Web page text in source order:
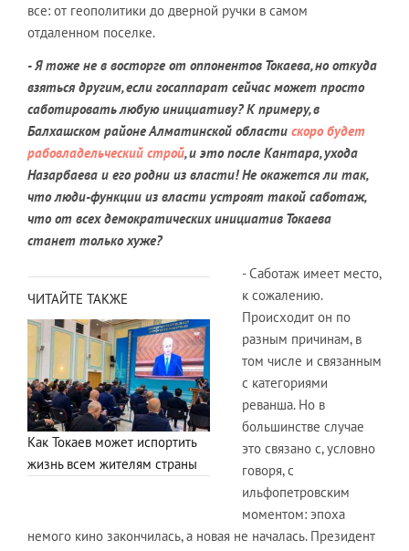
все: от геополитики до дверной ручки в самом
отдаленном поселке.
- Я тоже не в восторге от оппонентов Токаева, но откуда
взяться другим, если госаппарат сейчас может просто
саботировать любую инициативу? К примеру, в
Балхашском районе Алматинской области скоро будет
рабовладельческий строй, и это после Кантара, ухода
Назарбаева и его родни из власти! Не окажется ли так,
что люди-функции из власти устроят такой саботаж,
что от всех демократических инициатив Токаева
станет только хуже?
ЧИТАЙТЕ ТАКЖЕ
Как Токаев может испортить
жизнь всем жителям страны
- Саботаж имеет место,
к сожалению.
Происходит он по
разным причинам, в
том числе и связанным
с категориями
реванша. Но в
большинстве случае
это связано с, условно
говоря, с
ильфопетровским
моментом: эпоха
немого кино закончилась, а новая не началась. Президент